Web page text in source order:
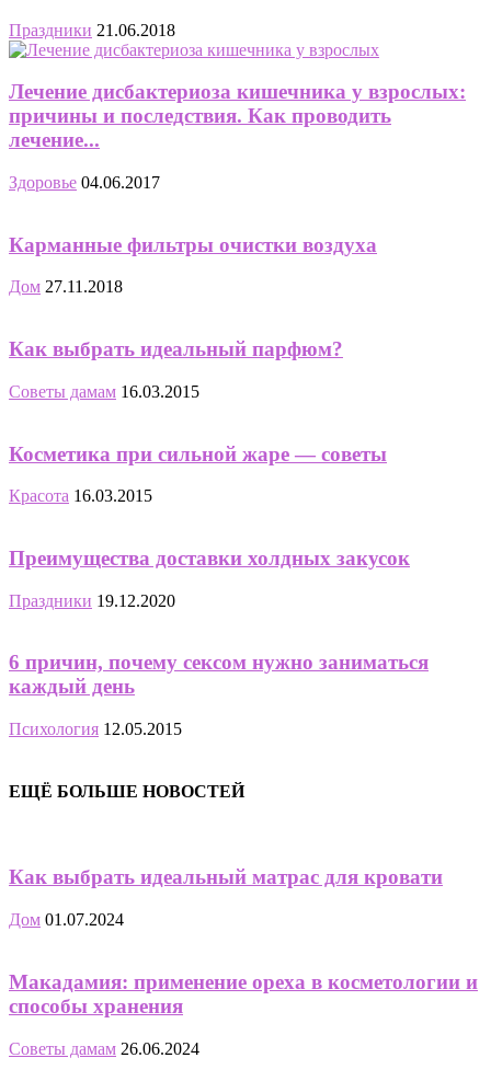
Праздники 21.06.2018
Лечение дисбактериоза кишечника у взрослых:
причины и последствия. Как проводить
лечение...
Здоровье 04.06.2017
Карманные фильтры очистки воздуха
Дом 27.11.2018
Как выбрать идеальный парфюм?
Советы дамам 16.03.2015
Косметика при сильной жаре — советы
Красота 16.03.2015
Преимущества доставки холдных закусок
Праздники 19.12.2020
6 причин, почему сексом нужно заниматься
каждый день
Психология 12.05.2015
ЕЩЁ БОЛЬШЕ НОВОСТЕЙ
Как выбрать идеальный матрас для кровати
Дом 01.07.2024
Макадамия: применение ореха в косметологии и
способы хранения
Советы дамам 26.06.2024